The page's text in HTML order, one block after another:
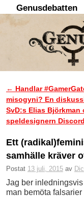
Genusdebatten
Inläggsnavigering
← Handlar
misogyni? En
SvD:s Elias Björkman
speldesignern
Ett
samhälle kräver
Postat 13 juli, 2015 av
Jag ber
man bemöta